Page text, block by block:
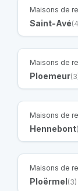
Maisons de
Saint-Avé
Maisons de
Ploemeur
Maisons de
Hennebont
Maisons de
Ploërmel(3)